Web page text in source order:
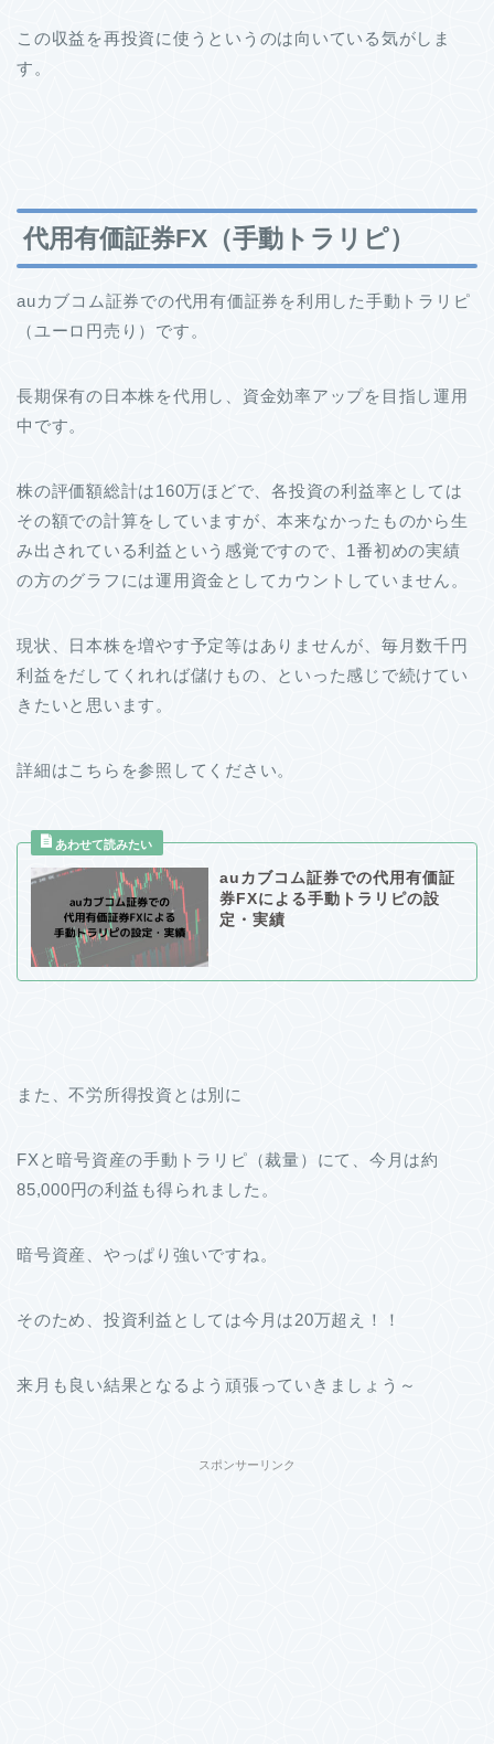
この収益を再投資に使うというのは向いている気がしま
す。
代用有価証券FX（手動トラリピ）
auカブコム証券での代用有価証券を利用した手動トラリピ
（ユーロ円売り）です。
長期保有の日本株を代用し、資金効率アップを目指し運用
中です。
株の評価額総計は160万ほどで、各投資の利益率としては
その額での計算をしていますが、本来なかったものから生
み出されている利益という感覚ですので、1番初めの実績
の方のグラフには運用資金としてカウントしていません。
現状、日本株を増やす予定等はありませんが、毎月数千円
利益をだしてくれれば儲けもの、といった感じで続けてい
きたいと思います。
詳細はこちらを参照してください。
auカブコム証券での代用有価証
券FXによる手動トラリピの設
定・実績
また、不労所得投資とは別に
FXと暗号資産の手動トラリピ（裁量）にて、今月は約
85,000円の利益も得られました。
暗号資産、やっぱり強いですね。
そのため、投資利益としては今月は20万超え！！
来月も良い結果となるよう頑張っていきましょう～
スポンサーリンク